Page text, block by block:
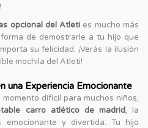
opcional del Atleti es mucho más
de demostrarle a tu hijo que
su felicidad. ¡Verás la ilusión
mochila del Atleti!
una Experiencia Emocionante
difícil para muchos niños,
carro atlético de madrid, la
emocionante y divertida. Tu hijo